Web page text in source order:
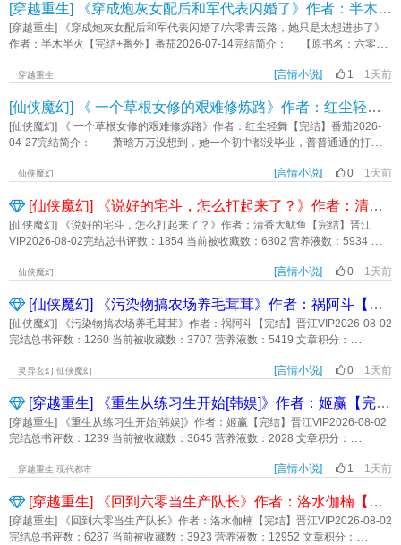
明雀机灵，花一般的女孩子们，如何在孟家的内宅和京中的风云中生存？何须浅
碧深红色，自是花中第一流。易安居士千年前写出的词，每个女孩子却都要用很
长时间，经历无数波折，才能悟透这道理，与自己握手言和。仍然是女孩子们抱
像了。很高兴自己这本也有所进步，写到后面越来越复杂，但也越来越精彩，人
欢。内容标签： 宫廷侯爵 豪门世家 宅斗 群像主角视角翡翠霍怀恩配角柳无忧孟
妙常霜纹萧承泽其它：宅斗，女性友谊，言情，亲情一句话简介：孟家的女孩子
们抱团生存的故事立意：何须浅碧深红色，自是花中第一流《何须浅碧深红色》
放过了吗？ 孟挽弱弱地问，【马老师，有劳工合同吗？】 系统，
【……】现在的宿主都这么严谨，这么有礼貌吗？ 半个时辰后 孟挽，
【马老师，去下个世界吧，我赶时间。】 系统，【宿主，叫我小马就
系统，请宿主找更强的男人打脸驸马。 她阳奉阴违，雇了个更强的男
主用“一见钟情”卡攻略富二代医生对付家暴男。 她另辟蹊径，和天道签定对赌
协议。 世界三：她是皇后，皇帝想杀她满门。 系统，请宿主用“互换灵
魂”卡和皇帝互换灵魂，携手共度危机。 她用“互换灵魂”卡时顺便喝下毒酒。
别哔哔，不然粑粑糊它脸上。】 备注： 1.一切为剧情服务 2.无雌竞
[穿越重生] 《穿成炮灰女配后和军代表闪婚了》作者：半木半火【完结+番外】
[穿越重生] 《穿成炮灰女配后和军代表闪婚了/六零青云路，她只是太想进步了》
作者：半木半火【完结+番外】番茄2026-07-14完结简介： 【原书名：六零厂
【六零年代+无金手指+厂政事业线+从不内耗靠自己猛猛升职女主+男强女更
倒贴，不吃亏，不娇妻，不当老妈子】 夏宝珠穿书了，还是种马年代文中下
场凄惨的炮灰女配。 书中，和她沾边的家人都被归为了反派npc，他们天生恶
毒，霉运缠身，赶尽杀绝，沦为推动剧情发展的工具人。 夏宝珠看着根正苗
看报的悠闲生活，她卷自己，卷同僚，卷领导，一不小心走上了步步高升的青云
括家人！包括家人！包括家人！ ②夫妻俩都不爱吃亏！活人感强！都是事业
脑！是彼此最好的饭搭子。 ③不是爽文！奇葩会解决，但不是下一秒！尤其
工作中遇到的奇葩。 ④穿书，但原书和原书男主都是背景板，出场次数一只
志。 ⑥前期家庭、事业、感情并进，中期后期纯搞事业。 ⑦请别代入现
因为女主不生娃打两星差评，我找谁说理啊。《六零青云路，她只是太想进步
了》作者：半木半火
穿越重生 [言情小说] 1 1天前
[仙侠魔幻] 《 一个草根女修的艰难修炼路》作者：红尘轻舞【完结】
[仙侠魔幻] 《 一个草根女修的艰难修炼路》作者：红尘轻舞【完结】番茄2026-
04-27完结简介： 萧晗万万没想到，她一个初中都没毕业，普普通通的打工
金手指，完全没有任何的穿越福利和礼包。 没有就没有吧，可别人都是魂
她怎么活？ 好不容易生存下来了，又发现自己竟然有灵根，可以修炼。
为了以后不会再有凡人的病痛折磨，为了修士才可以品尝的美食，为了可以不嫁
人就能正常的生活下去，她踏上了修炼之路。 只是，她一个年龄大，资质
【无CP，非爽文，主角前期升级艰难，不喜欢这类型的书友请勿进去。】后期不
仙侠魔幻 [言情小说] 0 1天前
[仙侠魔幻] 《说好的宅斗，怎么打起来了？》作者：清香大鱿鱼【完结】
[仙侠魔幻] 《说好的宅斗，怎么打起来了？》作者：清香大鱿鱼【完结】晋江
VIP2026-08-02完结总书评数：1854 当前被收藏数：6802 营养液数：5934 文章
的庶女，她的任务是从打脸嫡姐继母开始，一路披荆斩棘宅斗走向成功。她自信
书画、刺绣女红，再加上系统提前下载的《女诫》、《列女传》等古代妇德典
籍，她必然能站到内宅之巅，迅速通关。她选择了顾绵绵这个名字，一听就是一
朵盛开的白莲花。然而——顾绵绵刚进入任务世界第一天，参加第一次宴会之
小声说自己擅长刺绣的柔弱女郎，此时指尖轻弹，绣花针如暴雨般刺向对面。裙
舞，琴弦如水流般于空中舞动，将暗器全部击飞。边上助兴的舞姬展开绢伞，凌
空飞起，裙裾如花般飘散。——这个本应是普通架空古代的世界，在十八年前遇
到妖邪入侵，为了生存，这个世界与土著人类一起为了自救，自主升级。顾绵绵
任务：【一鸣惊人，请在宴会中打脸嫡姐，获得郡主的赏识。】将近八尺的嫡姐
家之权。】继母一惊，利爪嵌入八仙桌：细胳膊细腿，你又能办什么事？【轻扫
蛾眉，妆点玉容，请努力获得三名以上郎君的青睐。】傅粉施朱的世家公子叹
道：我知女郎对我一见倾心，但女郎既不魁伟，也不骁勇，如何称得上是贵女？
仙侠魔幻 [言情小说] 0 1天前
[仙侠魔幻] 《污染物搞农场养毛茸茸》作者：祸阿斗【完结】
[仙侠魔幻] 《污染物搞农场养毛茸茸》作者：祸阿斗【完结】晋江VIP2026-08-02
完结总书评数：1260 当前被收藏数：3707 营养液数：5419 文章积分：
了污染物。好在绑定一个自然系统，只要种田，就能继续当人。她决定去基地外
农肥，结出的怪力黄豆，普通人吃了秒变大力士。但它其实是污染物。盛宁又养
了一只母鸡，天天打鸣，逮着农场里的异变虫子咔咔炫，所过之地寸虫不留，产
下的鸡蛋能促进人体再发育，觉醒异能。但它也是污染物。盛宁还养了一株金银
来一颗，秒恢复巅峰状态还不伤身……后来它、它、它们都变成了污染物。盛
物，不过那不是盛宁养的。猫大王在外打江山，偶尔回来投喂一下养的小小奴
仆，猫大王一天的疲惫都没有了。*盛宁抵押房子，响应基地开荒计划离开安全区
时，没人看好，都觉得她肯定呆不住，会灰溜溜回来。后来，所有人都看到盛宁
灵异玄幻,仙侠魔幻 [言情小说] 0 1天前
[穿越重生] 《重生从练习生开始[韩娱]》作者：姬赢【完结】
[穿越重生] 《重生从练习生开始[韩娱]》作者：姬赢【完结】晋江VIP2026-08-02
完结总书评数：1239 当前被收藏数：3645 营养液数：2028 文章积分：
张神颜被星探带去韩国。不到一年，她空降女团门面，却因唱跳废柴被全网群
速练习室——外界一天，练习室一年！仍然是光速出道的绝色门面，但是，这一
次，她在无人看见的地方拼了命的练。舞担、主唱、作曲全能，从韩娱一路杀成
顶流。阅读提示：1.主女主事业线，前期韩娱，后期内娱。2.原创角色，女团时期
穿越重生,现代都市 [言情小说] 1 1天前
[穿越重生] 《回到六零当生产队长》作者：洛水伽楠【完结】
[穿越重生] 《回到六零当生产队长》作者：洛水伽楠【完结】晋江VIP2026-08-02
完结总书评数：6287 当前被收藏数：3923 营养液数：12952 文章积分：